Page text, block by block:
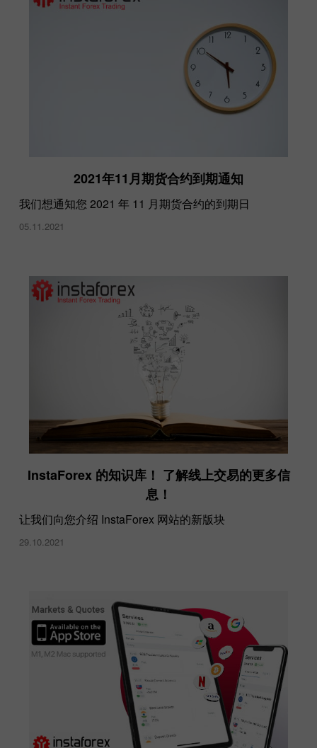
2021年11月期货合约到期通知
我们想通知您 2021 年 11 月期货合约的到期日
05.11.2021
InstaForex 的知识库！ 了解线上交易的更多信
息！
让我们向您介绍 InstaForex 网站的新版块
29.10.2021